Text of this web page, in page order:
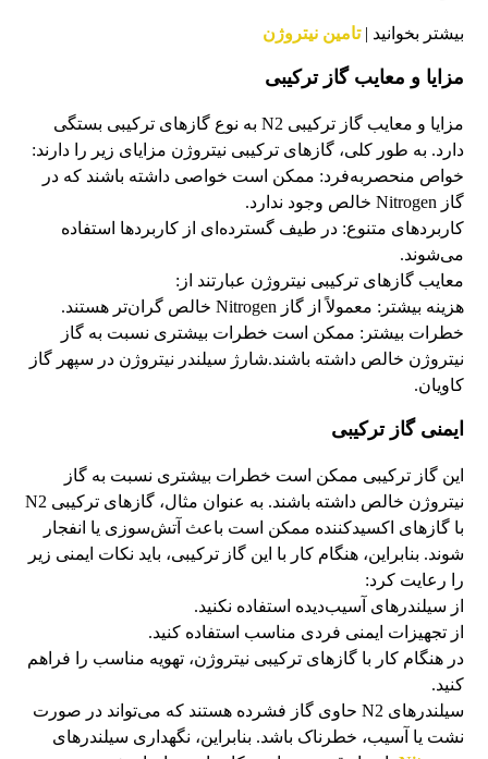
بیشتر بخوانید |تامین نیتروژن
مزایا و معایب گاز ترکیبی
مزایا و معایب گاز ترکیبی N2 به نوع گازهای ترکیبی بستگی
دارد. به طور کلی، گازهای ترکیبی نیتروژن مزایای زیر را دارند:
خواص منحصربه‌فرد: ممکن است خواصی داشته باشند که در
گاز Nitrogen خالص وجود ندارد.
کاربردهای متنوع: در طیف گسترده‌ای از کاربردها استفاده
می‌شوند.
معایب گازهای ترکیبی نیتروژن عبارتند از:
هزینه بیشتر: معمولاً از گاز Nitrogen خالص گران‌تر هستند.
خطرات بیشتر: ممکن است خطرات بیشتری نسبت به گاز
نیتروژن خالص داشته باشند.شارژ سیلندر نیتروژن در سپهر گاز
کاویان.
ایمنی گاز ترکیبی
این گاز ترکیبی ممکن است خطرات بیشتری نسبت به گاز
نیتروژن خالص داشته باشند. به عنوان مثال، گازهای ترکیبی N2
با گازهای اکسیدکننده ممکن است باعث آتش‌سوزی یا انفجار
شوند. بنابراین، هنگام کار با این گاز ترکیبی، باید نکات ایمنی زیر
را رعایت کرد:
از سیلندرهای آسیب‌دیده استفاده نکنید.
از تجهیزات ایمنی فردی مناسب استفاده کنید.
در هنگام کار با گازهای ترکیبی نیتروژن، تهویه مناسب را فراهم
کنید.
سیلندرهای N2 حاوی گاز فشرده هستند که می‌تواند در صورت
نشت یا آسیب، خطرناک باشد. بنابراین، نگهداری سیلندرهای